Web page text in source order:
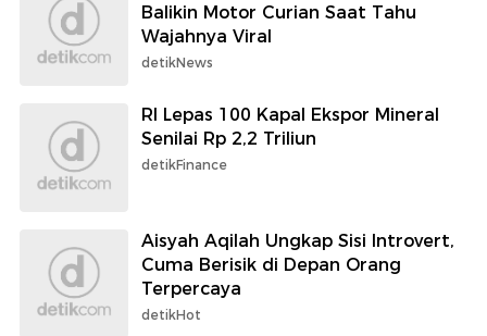
Balikin Motor Curian Saat Tahu
Wajahnya Viral
detikNews
RI Lepas 100 Kapal Ekspor Mineral
Senilai Rp 2,2 Triliun
detikFinance
Aisyah Aqilah Ungkap Sisi Introvert,
Cuma Berisik di Depan Orang
Terpercaya
detikHot